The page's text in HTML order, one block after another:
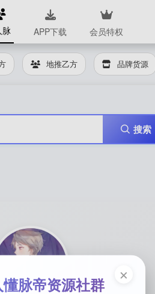
脉 APP下载 会员特权
地推乙方 品牌货源
 搜索
×
懂脉帝资源社群